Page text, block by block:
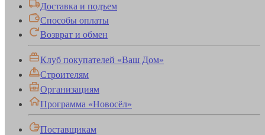
Доставка и подъем
Способы оплаты
Возврат и обмен
Клуб покупателей «Ваш Дом»
Строителям
Организациям
Программа «Новосёл»
Поставщикам